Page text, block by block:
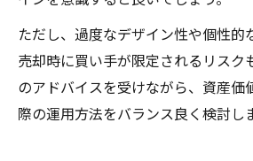
ただし、過度なデザイン性や個性的
売却時に買い手が限定されるリスク
のアドバイスを受けながら、資産価
際の運用方法をバランス良く検討し